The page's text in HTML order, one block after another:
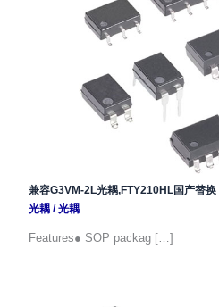
兼容G3VM-2L光耦,FTY210HL国产替换
光耦/光耦
Features● SOP packag […]